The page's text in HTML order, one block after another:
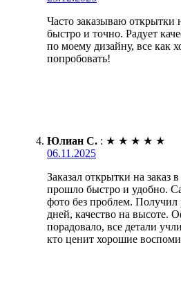
Часто заказываю открытки
быстро и точно. Радует
по моему дизайну, все как
попробовать!
Юлиан С. : ★ ★ ★ ★ ★
06.11.2025
Заказал открытки на заказ
прошло быстро и удобно.
фото без проблем. Получил
дней, качество на высоте.
порадовало, все детали
кто ценит хорошие